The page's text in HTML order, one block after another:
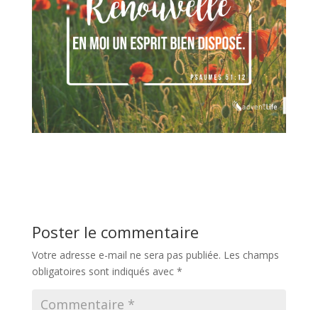
Poster le commentaire
Votre adresse e-mail ne sera pas publiée. Les champs
obligatoires sont indiqués avec *